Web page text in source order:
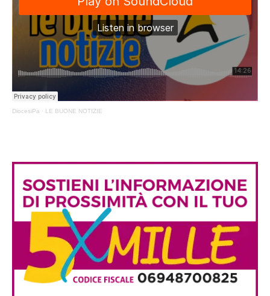
DiocesiPa · LE BUONE NOTIZIE